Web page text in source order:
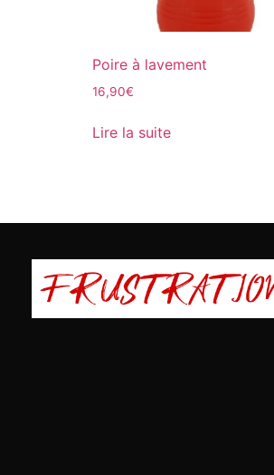
Poire à lavement
16,90€
Lire la suite